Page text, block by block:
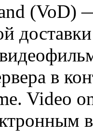
(VoD)
в
Video on